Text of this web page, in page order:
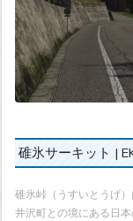
碓氷サーキット |
碓氷峠（うすいとうげ
井沢町との境にある日